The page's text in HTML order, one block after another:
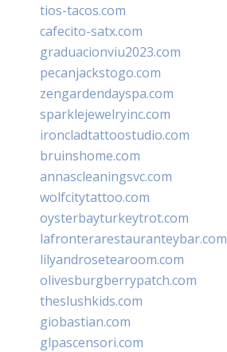
tios-tacos.com
cafecito-satx.com
graduacionviu2023.com
pecanjackstogo.com
zengardendayspa.com
sparklejewelryinc.com
ironcladtattoostudio.com
bruinshome.com
annascleaningsvc.com
wolfcitytattoo.com
oysterbayturkeytrot.com
lafronterarestauranteybar.com
lilyandrosetearoom.com
olivesburgberrypatch.com
theslushkids.com
giobastian.com
glpascensori.com